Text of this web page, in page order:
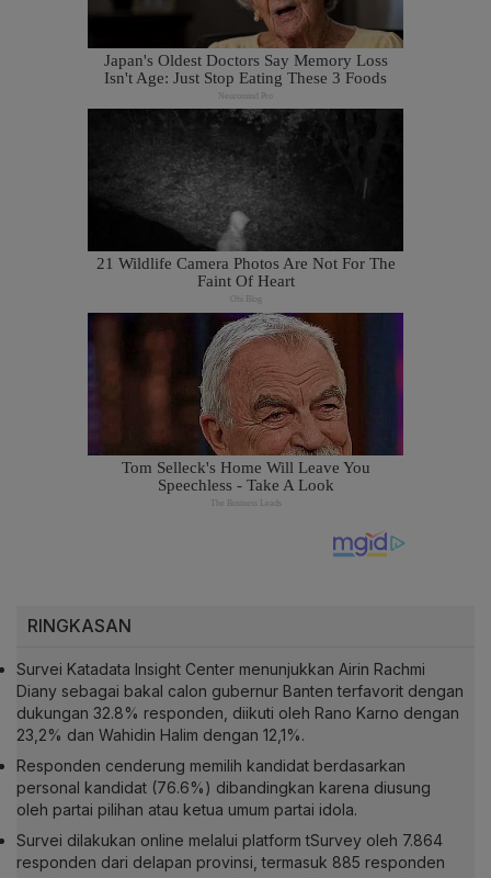
RINGKASAN
Survei Katadata Insight Center menunjukkan Airin Rachmi
Diany sebagai bakal calon gubernur Banten terfavorit dengan
dukungan 32.8% responden, diikuti oleh Rano Karno dengan
23,2% dan Wahidin Halim dengan 12,1%.
Responden cenderung memilih kandidat berdasarkan
personal kandidat (76.6%) dibandingkan karena diusung
oleh partai pilihan atau ketua umum partai idola.
Survei dilakukan online melalui platform tSurvey oleh 7.864
responden dari delapan provinsi, termasuk 885 responden